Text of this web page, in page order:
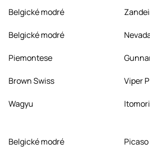
Belgické modré
Belgické modré
Piemontese
Brown Swiss Viper
Wagyu
Belgické modré